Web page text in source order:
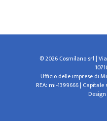
© 2026 Cosmilano srl |
Ufficio delle imprese di
REA: mi-1399666 |